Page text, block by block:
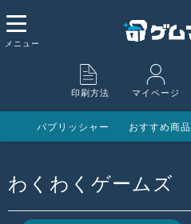
印刷方法 マイページ
パブリッシャー おすすめ商品
わくわくゲームズ